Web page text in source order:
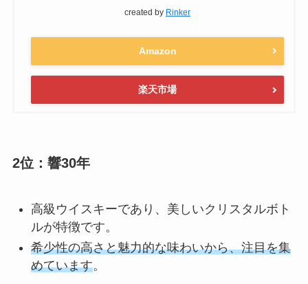
created by Rinker
Amazon
楽天市場
2位：響30年
高級ウイスキーであり、美しいクリスタルボト
ルが特徴です。
希少性の高さと魅力的な味わいから、注目を集
めています。